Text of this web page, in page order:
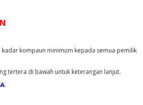
kompaun minimum kepada semua pemilik
tertera di bawah untuk keterangan lanjut.
.